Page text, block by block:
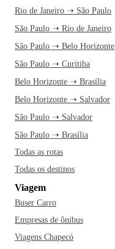
Rio de Janeiro ➝ São Paulo
São Paulo ➝ Rio de Janeiro
São Paulo ➝ Belo Horizonte
São Paulo ➝ Curitiba
Belo Horizonte ➝ Brasília
Belo Horizonte ➝ Salvador
São Paulo ➝ Salvador
São Paulo ➝ Brasília
Todas as rotas
Todas os destinos
Viagem
Buser Carro
Empresas de ônibus
Viagens Chapecó